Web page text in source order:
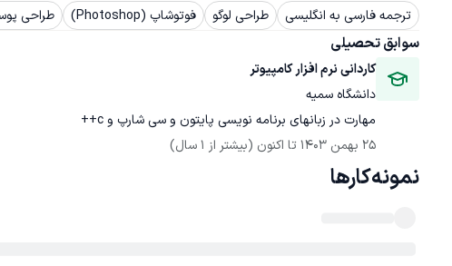
ترجمه فارسی به انگلیسی طراحی لوگو فوتوشاپ (Photoshop) طراحی
سوابق تحصیلی
کاردانی نرم افزار کامپیوتر
دانشگاه سمیه
مهارت در زبانهای برنامه نویسی پایتون و سی شارپ و c++
25 بهمن 1403
تا اکنون (بیشتر از 1 سال)
نمونه‌کارها